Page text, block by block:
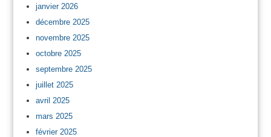
janvier 2026
décembre 2025
novembre 2025
octobre 2025
septembre 2025
juillet 2025
avril 2025
mars 2025
février 2025